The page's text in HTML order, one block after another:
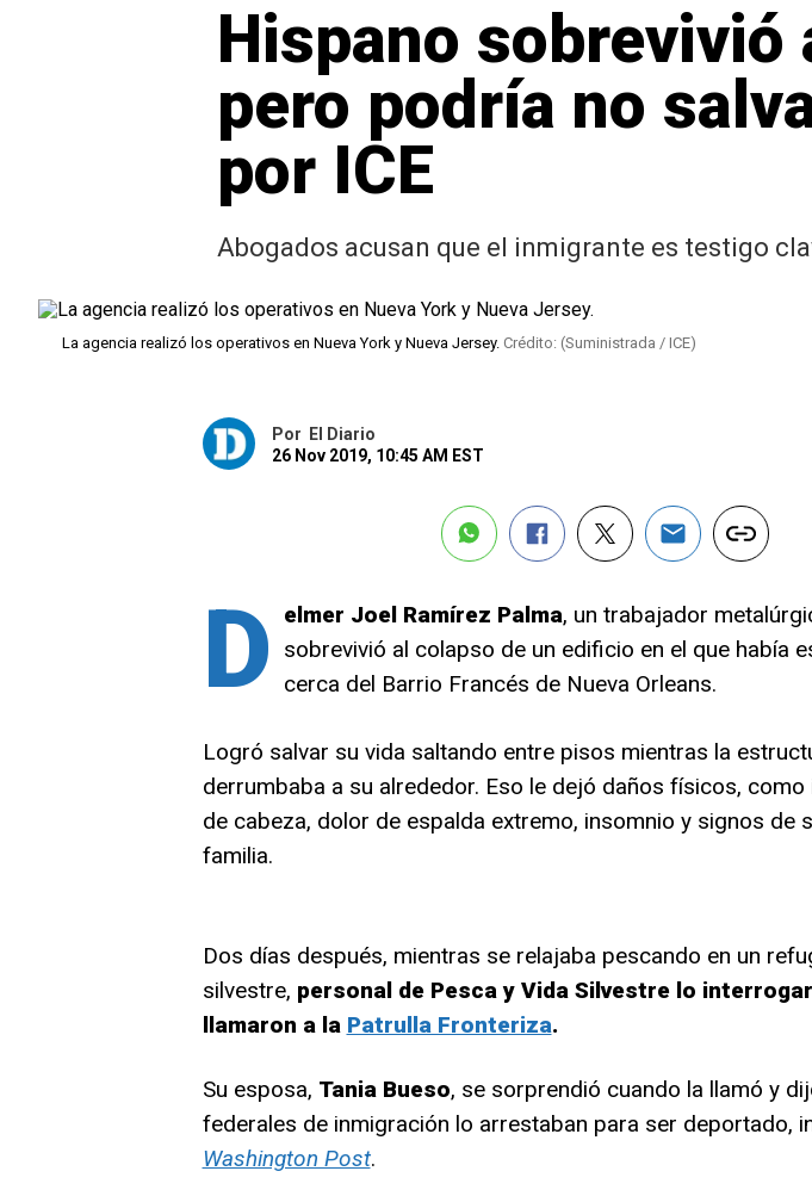
Hispano sobrevivió
pero podría no
por ICE
Abogados acusan que el inmigrante es testigo
La agencia realizó los operativos en Nueva York y Nueva Jersey. Crédito: (Suministrada / ICE)
Por
El Diario
26 Nov 2019, 10:45 AM EST
D elmer Joel Ramírez Palma, un trabajador
sobrevivió al colapso de un edificio en el que había
cerca del Barrio Francés de Nueva Orleans.
Logró salvar su vida saltando entre pisos mientras la
derrumbaba a su alrededor. Eso le dejó daños físicos,
de cabeza, dolor de espalda extremo, insomnio y signos de
familia.
Dos días después, mientras se relajaba pescando en un
silvestre, personal de Pesca y Vida Silvestre lo
llamaron a la Patrulla Fronteriza.
Su esposa, Tania Bueso, se sorprendió cuando la llamó y
federales de inmigración lo arrestaban para ser deportado,
Washington Post.